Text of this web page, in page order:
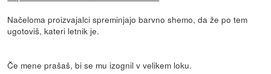
Načeloma proizvajalci spreminjajo barvno shemo, da že po tem
ugotoviš, kateri letnik je.
Če mene prašaš, bi se mu izognil v velikem loku.